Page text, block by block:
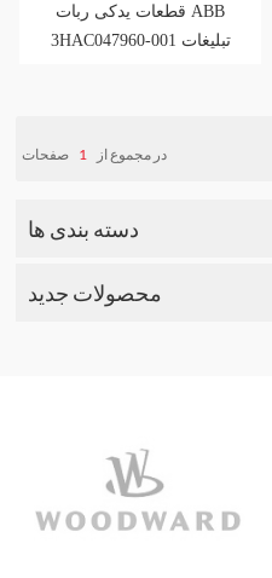
قطعات یدکی ربات ABB
3HAC047960-001 تبلیغات
در مجموع از 1 صفحات
دسته بندی ها
محصولات جدید